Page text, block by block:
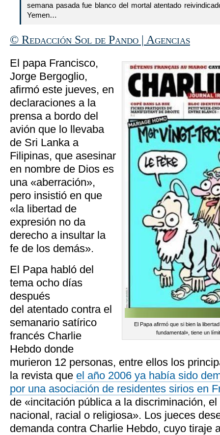
semana pasada fue blanco del mortal atentado
Yemen…
© Redacción Sol de Pando | Agencias
El Papa afirmó que si bien la
fundamental», tiene un
El papa Francisco,
Jorge Bergoglio,
afirmó este jueves, en
declaraciones a la
prensa a bordo del
avión que lo llevaba
de Sri Lanka a
Filipinas, que asesinar
en nombre de Dios es
una «aberración»,
pero insistió en que
«la libertad de
expresión no da
derecho a insultar la
fe de los demás».
El Papa habló del
tema ocho días
después
del atentado contra el
semanario satírico
francés Charlie
Hebdo donde
murieron 12 personas, entre ellos los
la revista que el año 2006 ya había sido
por una asociación de residentes sirios en
de «incitación pública a la discriminación,
nacional, racial o religiosa». Los jueces
demanda contra Charlie Hebdo, cuyo tiraje